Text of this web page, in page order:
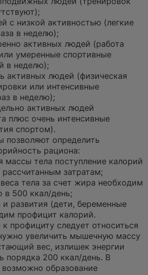
с низкой активностью (легкие
в неделю);
активных людей (работа
умеренные спортивные
в неделю);
активных людей (физическая
или интенсивные
в неделю);
активных людей
плюс очень интенсивные
спортом).
позволяют определить
рациона:
массы тела поступление калорий
затратам;
тела за счет жира необходим
в 500 ккал/день;
развития (дети, беременные
профицит калорий.
профициту следует относиться
увеличить мышечную массу
вес, излишек энергии
порядка 200 ккал/день. В
образование